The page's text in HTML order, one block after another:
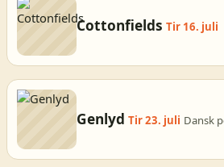
Cottonfields Tir 16. juli
Genlyd Tir 23. juli Dansk